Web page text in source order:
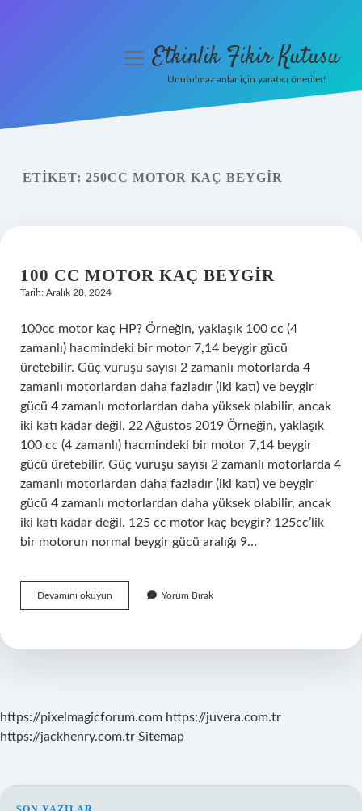
Yasal Uyarı
menüyüEtkinlik Fikir Kutusu
Unutulmaz anlar için yaratıcı öneriler!
ETIKET: 250CC MOTOR KAÇ BEYGIR
100 CC MOTOR KAÇ BEYGIR
Tarih: Aralık 28, 2024
100cc motor kaç HP? Örneğin, yaklaşık 100 cc (4
zamanlı) hacmindeki bir motor 7,14 beygir gücü
üretebilir. Güç vuruşu sayısı 2 zamanlı motorlarda 4
zamanlı motorlardan daha fazladır (iki katı) ve beygir
gücü 4 zamanlı motorlardan daha yüksek olabilir, ancak
iki katı kadar değil. 22 Ağustos 2019 Örneğin, yaklaşık
100 cc (4 zamanlı) hacmindeki bir motor 7,14 beygir
gücü üretebilir. Güç vuruşu sayısı 2 zamanlı motorlarda 4
zamanlı motorlardan daha fazladır (iki katı) ve beygir
gücü 4 zamanlı motorlardan daha yüksek olabilir, ancak
iki katı kadar değil. 125 cc motor kaç beygir? 125cc’lik
bir motorun normal beygir gücü aralığı 9…
Devamını okuyun
Cc
Beygir
Yorum Bırak
https://pixelmagicforum.com https://juvera.com.tr
https://jackhenry.com.tr Sitemap